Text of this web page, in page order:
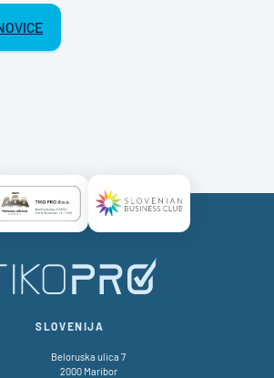
Certificate AAA LogoCertificate SBC Logo
SLOVENIJA
Beloruska ulica 7
2000 Maribor